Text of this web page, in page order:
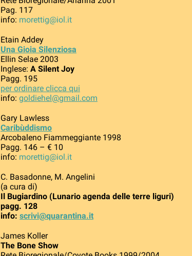
Pag. 117
info: morettig@iol.it
Etain Addey
Una Gioia Silenziosa
Ellin Selae 2003
Inglese: A Silent Joy
Pagg. 195
per ordinare clicca qui
info: goldiehel@gmail.com
Gary Lawless
Caribùddismo
Arcobaleno Fiammeggiante 1998
Pagg. 146 – € 10
info: morettig@iol.it
C. Basadonne, M. Angelini
(a cura di)
Il Bugiardino (Lunario agenda delle terre liguri)
pagg. 128
info: scrivi@quarantina.it
James Koller
The Bone Show